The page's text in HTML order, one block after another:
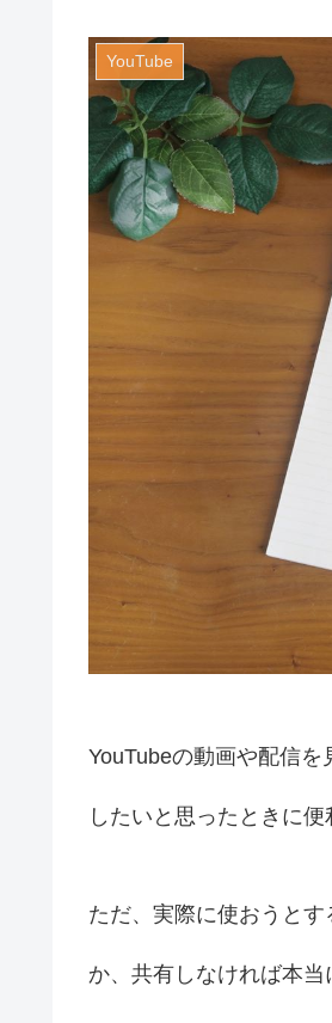
YouTube
YouTubeの動画や配信
したいと思ったときに便
ただ、実際に使おうと
か、共有しなければ本